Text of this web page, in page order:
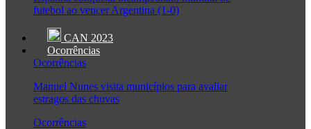
futebol ao vencer Argentina (1-0)
CAN 2023
Ocorrências
Ocorrências
Manuel Nunes visita municípios para avaliar
estragos das chuvas
Ocorrências